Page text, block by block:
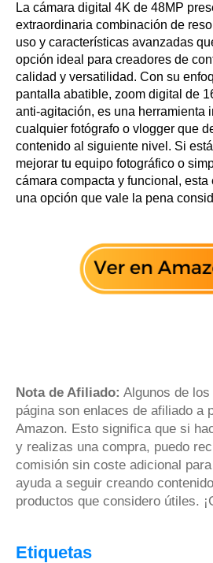
La cámara digital 4K de 48MP
extraordinaria combinación de
uso y características avanzadas
opción ideal para creadores de
calidad y versatilidad. Con su
pantalla abatible, zoom digital de
anti-agitación, es una herramienta
cualquier fotógrafo o vlogger que
contenido al siguiente nivel. Si
mejorar tu equipo fotográfico o
cámara compacta y funcional,
una opción que vale la pena
Nota de Afiliado: Algunos de
página son enlaces de afiliado a
Amazon. Esto significa que si
y realizas una compra, puedo
comisión sin coste adicional
ayuda a seguir creando
productos que considero útiles.
Etiquetas